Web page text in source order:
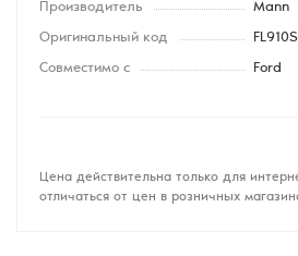
Производитель Mann
Оригинальный код FL910S
Совместимо с Ford
Цена действительна только для
отличаться от цен в розничных